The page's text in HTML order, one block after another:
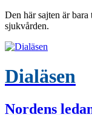
Den här sajten är
sjukvården.
Dialäsen
Nordens